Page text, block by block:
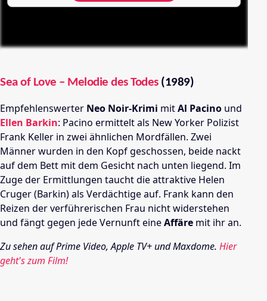
Sea of Love – Melodie des Todes (1989)
Empfehlenswerter Neo Noir-Krimi mitAl Pacino und
Ellen Barkin: Pacino ermittelt als New Yorker Polizist
Frank Keller in zwei ähnlichen Mordfällen. Zwei
Männer wurden in den Kopf geschossen, beide nackt
auf dem Bett mit dem Gesicht nach unten liegend. Im
Zuge der Ermittlungen taucht die attraktive Helen
Cruger (Barkin) als Verdächtige auf. Frank kann den
Reizen der verführerischen Frau nicht widerstehen
und fängt gegen jede Vernunft eineAffäre mit ihr an.
Zu sehen auf Prime Video, Apple TV+ und Maxdome. Hier
geht's zum Film!